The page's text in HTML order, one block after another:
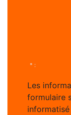
* :
Les
formulaire